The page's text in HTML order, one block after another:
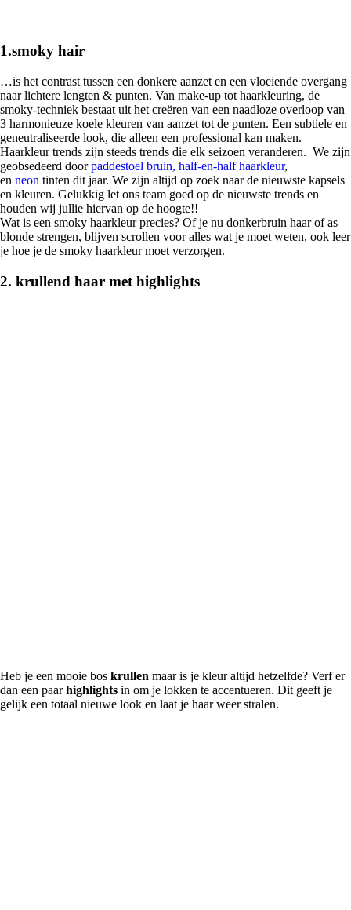
1.smoky hair
…is het contrast tussen een donkere aanzet en een vloeiende overgang
naar lichtere lengten & punten. Van make-up tot haarkleuring, de
smoky-techniek bestaat uit het creëren van een naadloze overloop van
3 harmonieuze koele kleuren van aanzet tot de punten. Een subtiele en
geneutraliseerde look, die alleen een professional kan maken.
Haarkleur trends zijn steeds trends die elk seizoen veranderen. We zijn
geobsedeerd doorpaddestoel bruin, half-en-half haarkleur,
en neon tinten dit jaar. We zijn altijd op zoek naar de nieuwste kapsels
en kleuren. Gelukkig let ons team goed op de nieuwste trends en
houden wij jullie hiervan op de hoogte!!
Wat is een smoky haarkleur precies? Of je nu donkerbruin haar of as
blonde strengen, blijven scrollen voor alles wat je moet weten, ook leer
je hoe je de smoky haarkleur moet verzorgen.
2. krullend haar met highlights
Heb je een mooie bos krullen maar is je kleur altijd hetzelfde? Verf er
dan een paarhighlights in om je lokken te accentueren. Dit geeft je
gelijk een totaal nieuwe look en laat je haar weer stralen.